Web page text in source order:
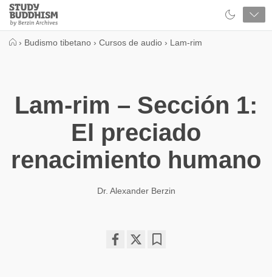
Close
Study
Buddhism
› Budismo tibetano › Cursos de audio › Lam-rim
Lam-rim – Sección 1:
El preciado
renacimiento humano
Dr. Alexander Berzin